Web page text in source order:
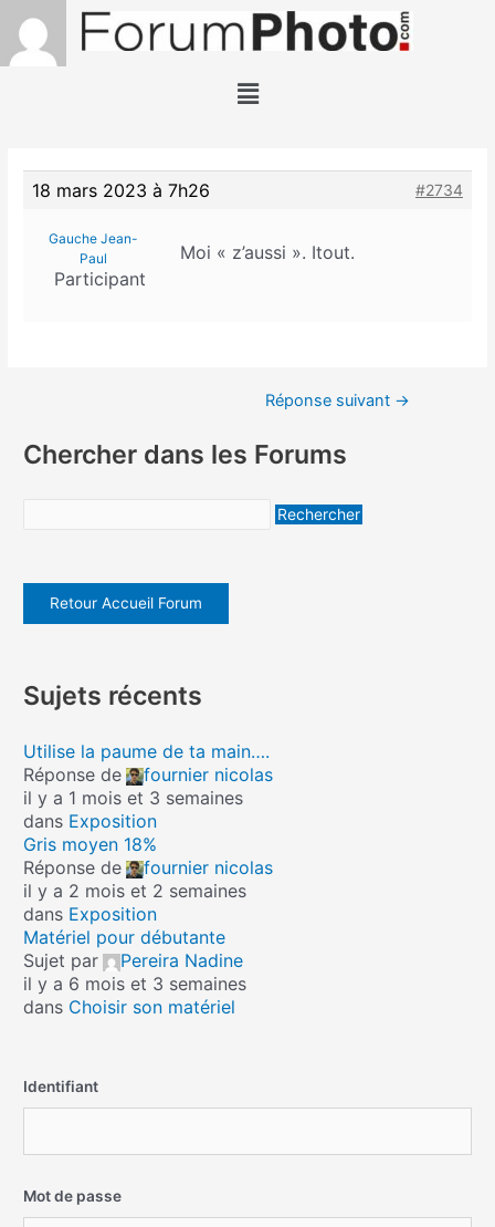
18 mars 2023 à 7h26 #2734
Gauche Jean-
Paul
Participant
Moi « z’aussi ». Itout.
Réponse suivant →
Chercher dans les Forums
Retour Accueil Forum
Sujets récents
Utilise la paume de ta main….
Réponse de
fournier nicolas
il y a 1 mois et 3 semaines
dans Exposition
Gris moyen 18%
Réponse de
fournier nicolas
il y a 2 mois et 2 semaines
dans Exposition
Matériel pour débutante
Sujet par
Pereira Nadine
il y a 6 mois et 3 semaines
dans Choisir son matériel
Identifiant
Mot de passe